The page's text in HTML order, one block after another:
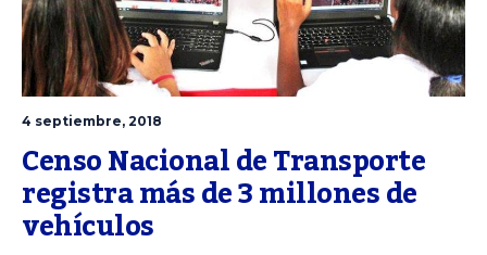
4 septiembre, 2018
Censo Nacional de Transporte
registra más de 3 millones de
vehículos